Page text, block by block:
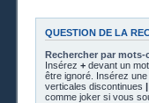
QUESTION DE LA
Rechercher par mots-
Insérez + devant un
être ignoré. Insérez
verticales discontinues |
comme joker si vous